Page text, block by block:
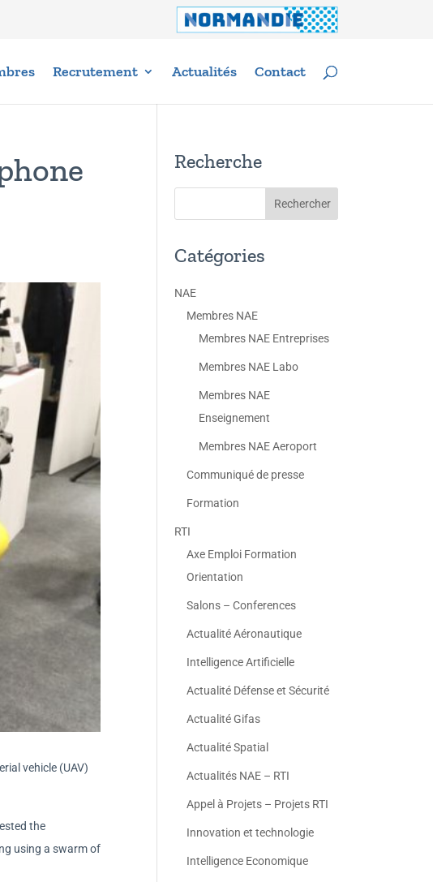
Recrutement Actualités Contact
vehicle (UAV)
the
using a swarm of
Recherche
Catégories
NAE
Membres NAE
Membres NAE Entreprises
Membres NAE Labo
Membres NAE
Enseignement
Membres NAE Aeroport
Communiqué de presse
Formation
RTI
Axe Emploi Formation
Orientation
Salons – Conferences
Actualité Aéronautique
Intelligence Artificielle
Actualité Défense et Sécurité
Actualité Gifas
Actualité Spatial
Actualités NAE – RTI
Appel à Projets – Projets RTI
Innovation et technologie
Intelligence Economique